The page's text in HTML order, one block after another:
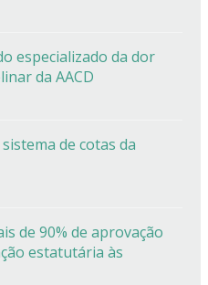
especializado da dor
da AACD
de cotas da
de 90% de aprovação
estatutária às